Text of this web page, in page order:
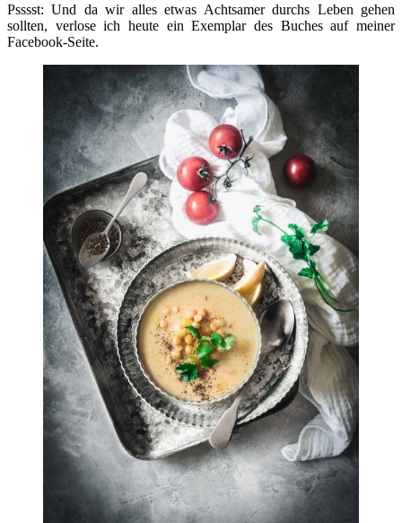
Psssst: Und da wir alles etwas Achtsamer durchs Leben gehen
sollten, verlose ich heute ein Exemplar des Buches auf meiner
Facebook-Seite.